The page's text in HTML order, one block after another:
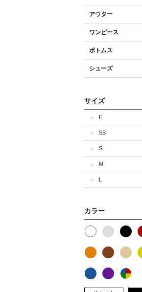
アウター
ワンピース
ボトムス
シューズ
サイズ
F
SS
S
M
L
カラー